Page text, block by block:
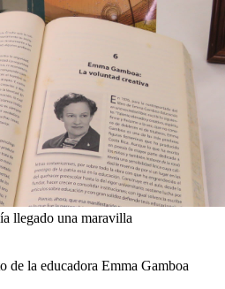
llegado una maravilla
de la educadora Emma Gamboa